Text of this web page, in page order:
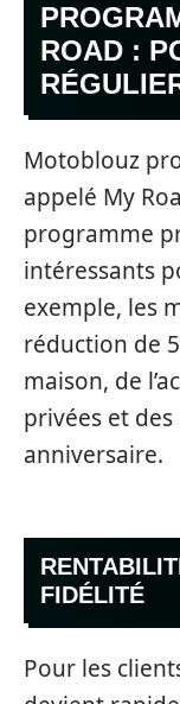
ROAD :
Motoblouz
appelé My
programme
intéressants
exemple, les
réduction de
maison, de
privées et
anniversaire.
FIDÉLITÉ
Pour les